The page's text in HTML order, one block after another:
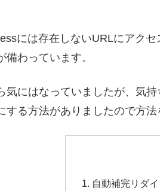
には存在しないURLにアク
備わっています。
気にはなっていましたが、気
する方法がありましたので方法
自動補完リダ